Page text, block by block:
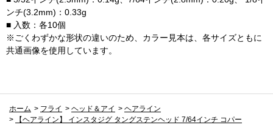
ンチ(3.2mm)：0.33g
■ 入数：各10個
※ごくわずかな形状の違いのため、カラー見本は、各サイズともに
共通画像を使用しています。
ホーム > フライ > ヘッド＆アイ > ヘアライン
>
【ヘアライン】 インスタジグ タングステンヘッド 7/64インチ コパー